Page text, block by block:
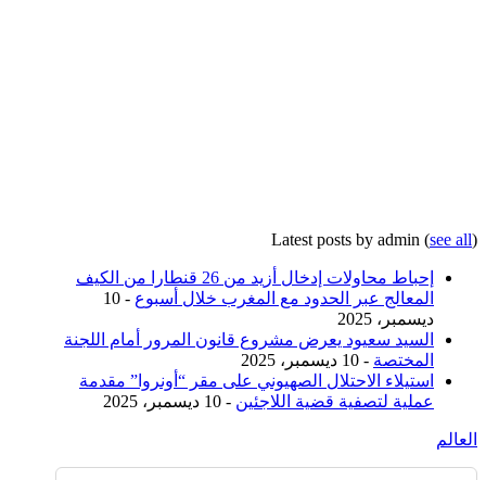
Latest posts by admin (see all)
إحباط محاولات إدخال أزيد من 26 قنطارا من الكيف
المعالج عبر الحدود مع المغرب خلال أسبوع
- 10
ديسمبر، 2025
السيد سعيود يعرض مشروع قانون المرور أمام اللجنة
المختصة - 10 ديسمبر، 2025
استيلاء الاحتلال الصهيوني على مقر “أونروا” مقدمة
عملية لتصفية قضية اللاجئين - 10 ديسمبر، 2025
العالم